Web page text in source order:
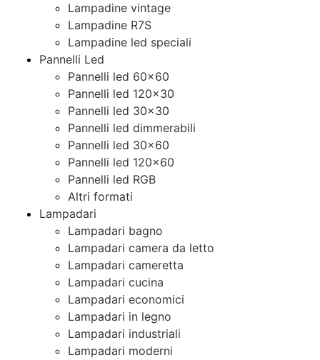
Lampadine vintage
Lampadine R7S
Lampadine led speciali
Pannelli Led
Pannelli led 60×60
Pannelli led 120×30
Pannelli led 30×30
Pannelli led dimmerabili
Pannelli led 30×60
Pannelli led 120×60
Pannelli led RGB
Altri formati
Lampadari
Lampadari bagno
Lampadari camera da letto
Lampadari cameretta
Lampadari cucina
Lampadari economici
Lampadari in legno
Lampadari industriali
Lampadari moderni